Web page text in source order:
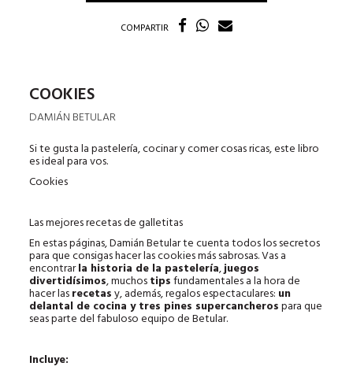
COMPARTIR
COOKIES
DAMIÁN BETULAR
Si te gusta la pastelería, cocinar y comer cosas ricas, este libro
es ideal para vos.
Cookies
Las mejores recetas de galletitas
En estas páginas, Damián Betular te cuenta todos los secretos
para que consigas hacer las cookies más sabrosas. Vas a
encontrarla historia de la pastelería,juegos
divertidísimos, muchostipsfundamentales a la hora de
hacer lasrecetasy, además, regalos espectaculares: un
delantal de cocina y tres pines supercancherospara que
seas parte del fabuloso equipo de Betular.
Incluye: